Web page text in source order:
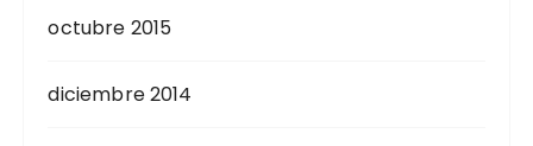
octubre 2015
diciembre 2014